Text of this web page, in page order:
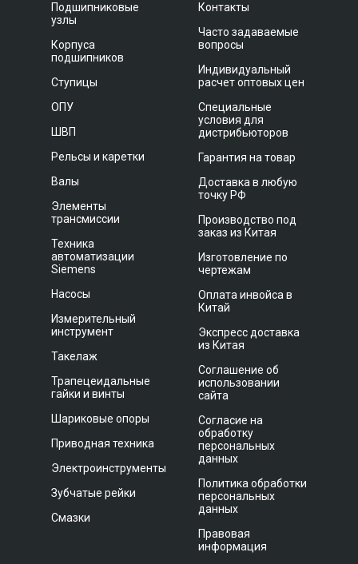
Подшипниковые
узлы
Корпуса
подшипников
Ступицы
ОПУ
ШВП
Рельсы и каретки
Валы
Элементы
трансмиссии
Техника
автоматизации
Siemens
Насосы
Измерительный
инструмент
Такелаж
Трапецеидальные
гайки и винты
Шариковые опоры
Приводная техника
Электроинструменты
Зубчатые рейки
Смазки
Контакты
Часто задаваемые
вопросы
Индивидуальный
расчет оптовых цен
Специальные
условия для
дистрибьюторов
Гарантия на товар
Доставка в любую
точку РФ
Производство под
заказ из Китая
Изготовление по
чертежам
Оплата инвойса в
Китай
Экспресс доставка
из Китая
Соглашение об
использовании
сайта
Согласие на
обработку
персональных
данных
Политика обработки
персональных
данных
Правовая
информация